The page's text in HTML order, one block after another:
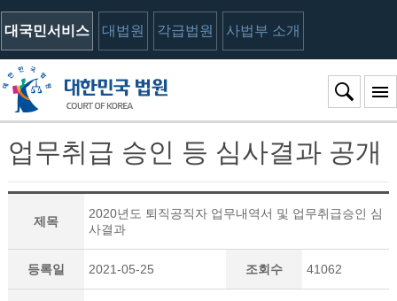
대국민서비스 대법원 각급법원 사법부 소개
업무취급 승인 등 심사결과 공개
제목
2020년도 퇴직공직자 업무내역서 및 업무취급승인 심
사결과
등록일 2021-05-25 조회수 41062